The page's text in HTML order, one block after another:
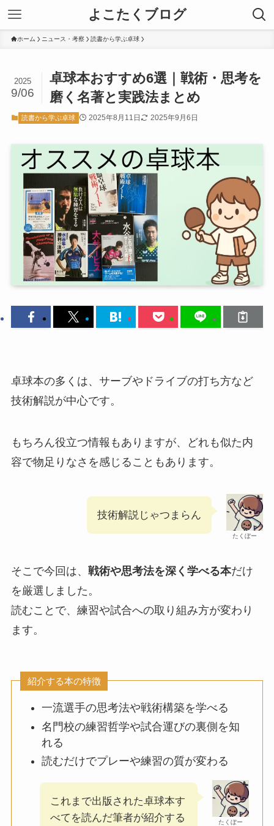
よこたくブログ
ホーム ニュース・考察 読書から学ぶ卓球
卓球本おすすめ6選｜戦術・思考を
磨く名著と実践法まとめ
2025
9/06
読書から学ぶ卓球 2025年8月11日 2025年9月6日
卓球本の多くは、サーブやドライブの打ち方など
技術解説が中心です。
もちろん役立つ情報もありますが、どれも似た内
容で物足りなさを感じることもあります。
たくぼー
技術解説じゃつまらん
そこで今回は、 戦術や思考法を深く学べる本だけ
を厳選しました。
読むことで、練習や試合への取り組み方が変わり
ます。
紹介する本の特徴
一流選手の思考法や戦術構築を学べる
名門校の練習哲学や試合運びの裏側を知
れる
読むだけでプレーや練習の質が変わる
たくぼー
これまで出版された卓球本す
べてを読んだ筆者が紹介する